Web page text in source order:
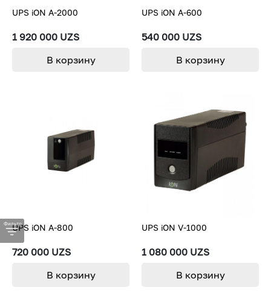
1 920 000 UZS
UPS iON A-2000
В корзину
540 000 UZS
UPS iON A-600
В корзину
720 000 UZS
UPS iON A-800
В корзину
1 080 000 UZS
UPS iON V-1000
В корзину
Фильтр